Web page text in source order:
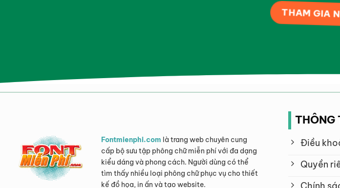
THAM GIA
Fontmienphi.com là trang web chuyên cung
cấp bộ sưu tập phông chữ miễn phí với đa dạng
kiểu dáng và phong cách. Người dùng có thể
tìm thấy nhiều loại phông chữ phục vụ cho thiết
kế đồ họa, in ấn và tạo website.
THÔNG
Điều
Quyền